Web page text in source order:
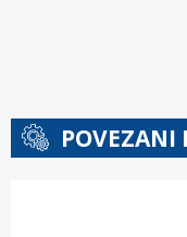
POVEZANI